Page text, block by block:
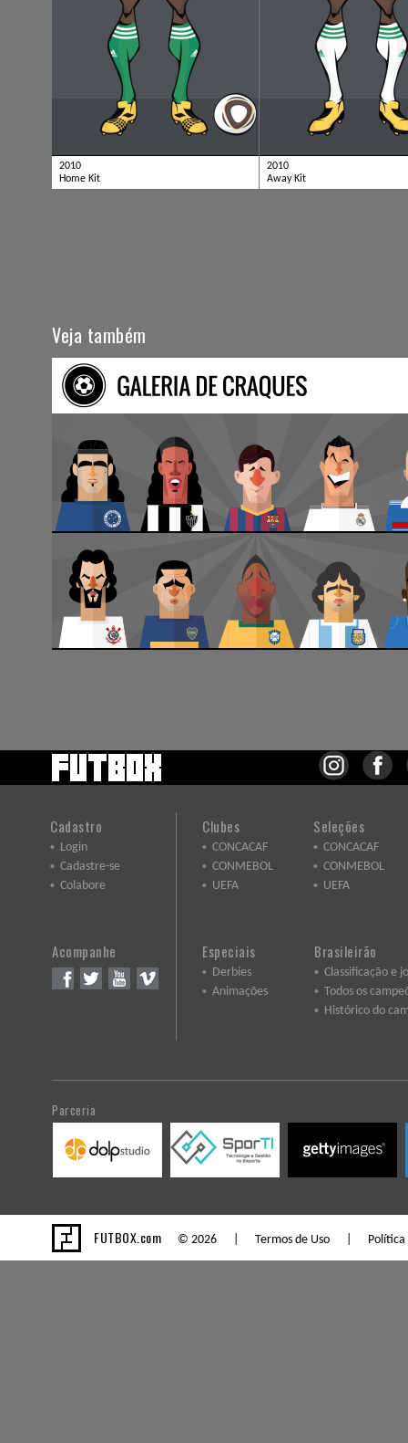
2010
Home Kit
2010
Away Kit
Veja também
Cadastro
Login
Cadastre-se
Colabore
Acompanhe
Clubes
CONCACAF
CONMEBOL
UEFA
Seleções
CONCACAF
CONMEBOL
UEFA
Especiais
Derbies
Animações
Brasileirão
Classificação e
Todos os
Histórico do
Parceria
FUTBOX.com © 2026 | Termos de Uso Política